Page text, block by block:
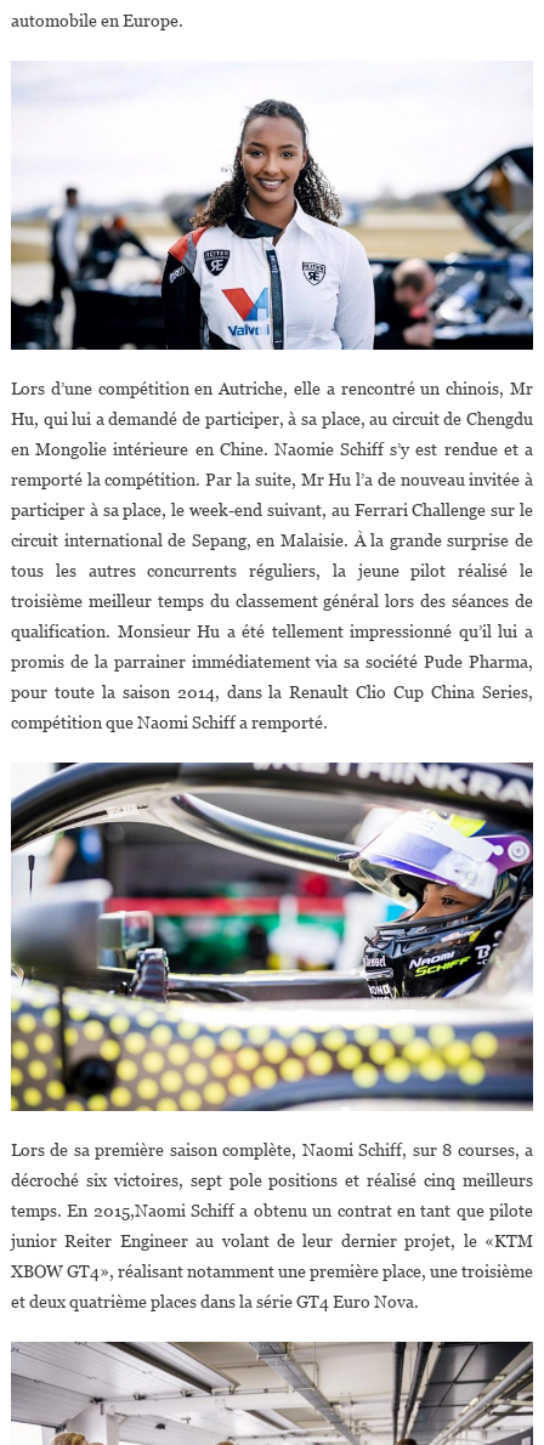
automobile en Europe.
Lors d’une compétition en Autriche, elle a rencontré un chinois, Mr
Hu, qui lui a demandé de participer, à sa place, au circuit de Chengdu
en Mongolie intérieure en Chine. Naomie Schiff s’y est rendue et a
remporté la compétition. Par la suite, Mr Hu l’a de nouveau invitée à
participer à sa place, le week-end suivant, au Ferrari Challenge sur le
circuit international de Sepang, en Malaisie. À la grande surprise de
tous les autres concurrents réguliers, la jeune pilot réalisé le
troisième meilleur temps du classement général lors des séances de
qualification. Monsieur Hu a été tellement impressionné qu’il lui a
promis de la parrainer immédiatement via sa société Pude Pharma,
pour toute la saison 2014, dans la Renault Clio Cup China Series,
compétition que Naomi Schiff a remporté.
Lors de sa première saison complète, Naomi Schiff, sur 8 courses, a
décroché six victoires, sept pole positions et réalisé cinq meilleurs
temps. En 2015,Naomi Schiff a obtenu un contrat en tant que pilote
junior Reiter Engineer au volant de leur dernier projet, le «KTM
XBOW GT4», réalisant notamment une première place, une troisième
et deux quatrième places dans la série GT4 Euro Nova.